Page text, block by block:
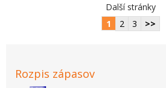
Další stránky
1
2 3 >>
Rozpis zápasov